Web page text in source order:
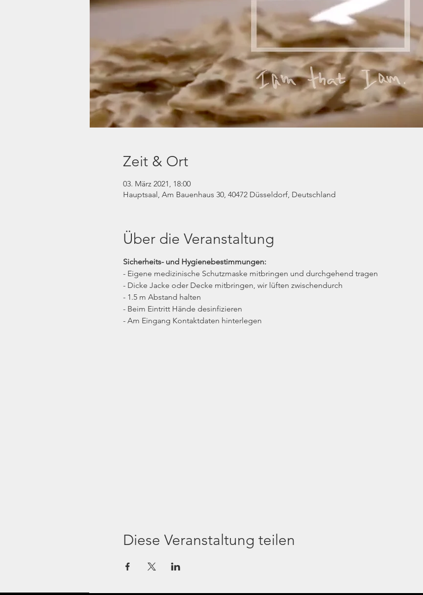
Zeit & Ort
03. März 2021, 18:00
Hauptsaal, Am Bauenhaus 30, 40472 Düsseldorf, Deutschland
Über die Veranstaltung
Sicherheits- und Hygienebestimmungen:
- Eigene medizinische Schutzmaske mitbringen und durchgehend tragen
- Dicke Jacke oder Decke mitbringen, wir lüften zwischendurch
- 1.5 m Abstand halten
- Beim Eintritt Hände desinfizieren
- Am Eingang Kontaktdaten hinterlegen
Diese Veranstaltung teilen